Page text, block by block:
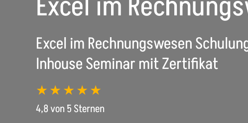
Excel im Rechnungswesen
Inhouse Seminar mit Zertifikat
★★★★★
4,8 von 5 Sternen